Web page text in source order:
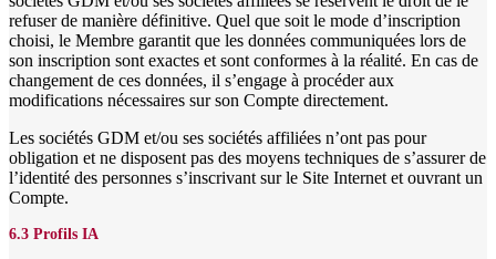
refuser de manière définitive. Quel que soit le mode d’inscription
choisi, le Membre garantit que les données communiquées lors de
son inscription sont exactes et sont conformes à la réalité. En cas de
changement de ces données, il s’engage à procéder aux
modifications nécessaires sur son Compte directement.
Les sociétés GDM et/ou ses sociétés affiliées n’ont pas pour
obligation et ne disposent pas des moyens techniques de s’assurer de
l’identité des personnes s’inscrivant sur le Site Internet et ouvrant un
Compte.
6.3 Profils IA